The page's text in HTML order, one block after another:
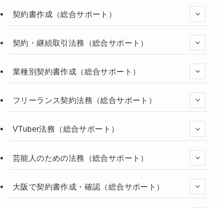
契約書作成（総合サポート）
契約・継続取引法務（総合サポート）
業種別契約書作成（総合サポート）
フリーランス契約法務（総合サポート）
VTuber法務（総合サポート）
芸能人のための法務（総合サポート）
大阪で契約書作成・確認（総合サポート）